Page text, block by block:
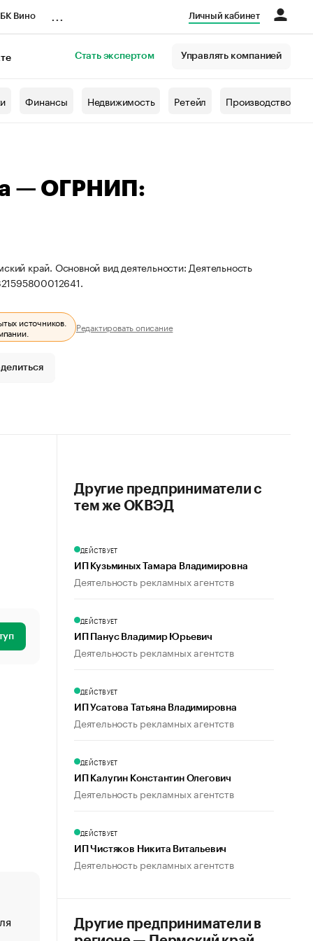
Вино Личный кабинет
Стать экспертом Управлять компанией
Финансы Недвижимость Ретейл Производство
— ОГРНИП:
край. Основной вид деятельности: Деятельность
источников.
Редактировать описание
«От спорта тело стареет иначе». Как живет глава
создавшей GTA
Другие предприниматели с
тем же ОКВЭД
ДЕЙСТВУЕТ
ИП Кузьминых Тамара Владимировна
Деятельность рекламных агентств
ДЕЙСТВУЕТ
ИП Панус Владимир Юрьевич
Деятельность рекламных агентств
ДЕЙСТВУЕТ
ИП Усатова Татьяна Владимировна
Деятельность рекламных агентств
ДЕЙСТВУЕТ
ИП Калугин Константин Олегович
Деятельность рекламных агентств
ДЕЙСТВУЕТ
ИП Чистяков Никита Витальевич
Деятельность рекламных агентств
Другие предприниматели в